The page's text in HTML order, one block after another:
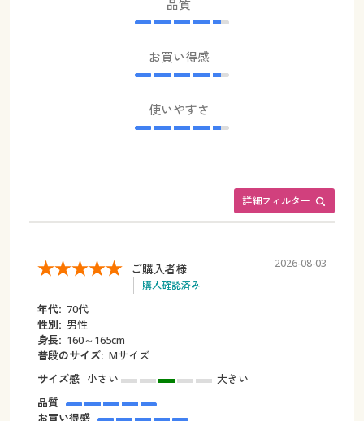
品質
お買い得感
使いやすさ
詳細フィルター
ご購入者様
購入確認済み
2026-08-03
年代: 70代
性別: 男性
身長: 160～165cm
普段のサイズ: Mサイズ
サイズ感 小さい
大きい
品質
お買い得感